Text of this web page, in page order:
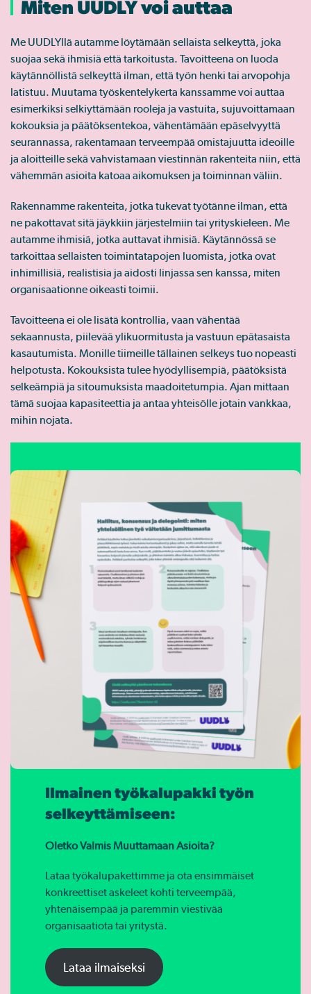
Miten UUDLY voi auttaa
Me UUDLYllä autamme löytämään sellaista selkeyttä, joka
suojaa sekä ihmisiä että tarkoitusta. Tavoitteena on luoda
käytännöllistä selkeyttä ilman, että työn henki tai arvopohja
latistuu. Muutama työskentelykerta kanssamme voi auttaa
esimerkiksi selkiyttämään rooleja ja vastuita, sujuvoittamaan
kokouksia ja päätöksentekoa, vähentämään epäselvyyttä
seurannassa, rakentamaan terveempää omistajuutta ideoille
ja aloitteille sekä vahvistamaan viestinnän rakenteita niin, että
vähemmän asioita katoaa aikomuksen ja toiminnan väliin.
Rakennamme rakenteita, jotka tukevat työtänne ilman, että
ne pakottavat sitä jäykkiin järjestelmiin tai yrityskieleen. Me
autamme ihmisiä, jotka auttavat ihmisiä. Käytännössä se
tarkoittaa sellaisten toimintatapojen luomista, jotka ovat
inhimillisiä, realistisia ja aidosti linjassa sen kanssa, miten
organisaationne oikeasti toimii.
Tavoitteena ei ole lisätä kontrollia, vaan vähentää
sekaannusta, piilevää ylikuormitusta ja vastuun epätasaista
kasautumista. Monille tiimeille tällainen selkeys tuo nopeasti
helpotusta. Kokouksista tulee hyödyllisempiä, päätöksistä
selkeämpiä ja sitoumuksista maadoitetumpia. Ajan mittaan
tämä suojaa kapasiteettia ja antaa yhteisölle jotain vankkaa,
mihin nojata.
Ilmainen työkalupakki työn
selkeyttämiseen:
Oletko Valmis Muuttamaan Asioita?
Lataa työkalupakettimme ja ota ensimmäiset
konkreettiset askeleet kohti terveempää,
yhtenäisempää ja paremmin viestivää
organisaatiota tai yritystä.
Lataa ilmaiseksi